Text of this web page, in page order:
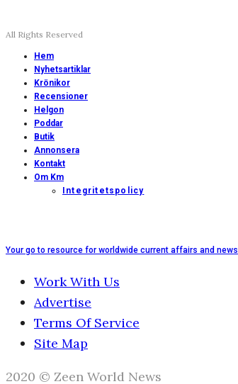
All Rights Reserved
Hem
Nyhetsartiklar
Krönikor
Recensioner
Helgon
Poddar
Butik
Annonsera
Kontakt
Om Km
Integritetspolicy
Your go to resource for worldwide current affairs and news
Work With Us
Advertise
Terms Of Service
Site Map
2020 © Zeen World News